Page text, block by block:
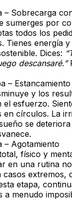
– Sobrecarga
sumerges por
todos los
Tienes energía
Dices:
descansaré.”
–
y los
el esfuerzo.
en círculos. La
se
– Agotamiento
físico y
en una rutina
casos extremos,
etapa,
a menudo